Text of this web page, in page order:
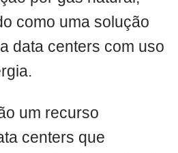
como uma solução
data centers com uso
um recurso
centers que